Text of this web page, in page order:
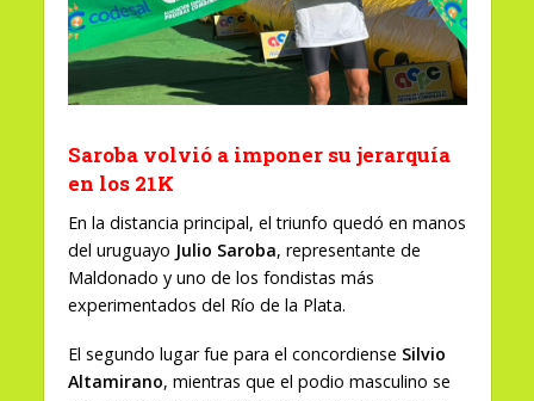
Saroba volvió a imponer su jerarquía
en los 21K
En la distancia principal, el triunfo quedó en manos
del uruguayo Julio Saroba, representante de
Maldonado y uno de los fondistas más
experimentados del Río de la Plata.
El segundo lugar fue para el concordiense Silvio
Altamirano, mientras que el podio masculino se